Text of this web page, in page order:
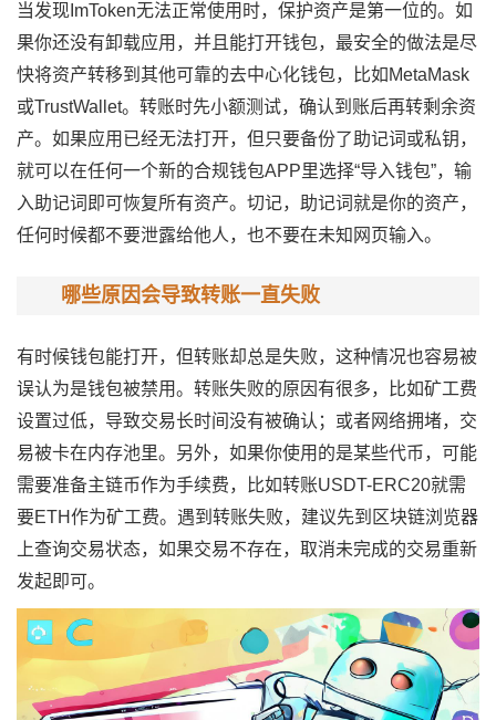
当发现ImToken无法正常使用时，保护资产是第一位的。如
果你还没有卸载应用，并且能打开钱包，最安全的做法是尽
快将资产转移到其他可靠的去中心化钱包，比如MetaMask
或TrustWallet。转账时先小额测试，确认到账后再转剩余资
产。如果应用已经无法打开，但只要备份了助记词或私钥，
就可以在任何一个新的合规钱包APP里选择“导入钱包”，输
入助记词即可恢复所有资产。切记，助记词就是你的资产，
任何时候都不要泄露给他人，也不要在未知网页输入。
哪些原因会导致转账一直失败
有时候钱包能打开，但转账却总是失败，这种情况也容易被
误认为是钱包被禁用。转账失败的原因有很多，比如矿工费
设置过低，导致交易长时间没有被确认；或者网络拥堵，交
易被卡在内存池里。另外，如果你使用的是某些代币，可能
需要准备主链币作为手续费，比如转账USDT-ERC20就需
要ETH作为矿工费。遇到转账失败，建议先到区块链浏览器
上查询交易状态，如果交易不存在，取消未完成的交易重新
发起即可。